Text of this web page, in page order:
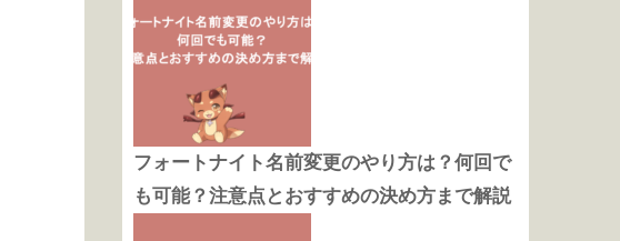
フォートナイト名前変更のやり方は？何回で
も可能？注意点とおすすめの決め方まで解説